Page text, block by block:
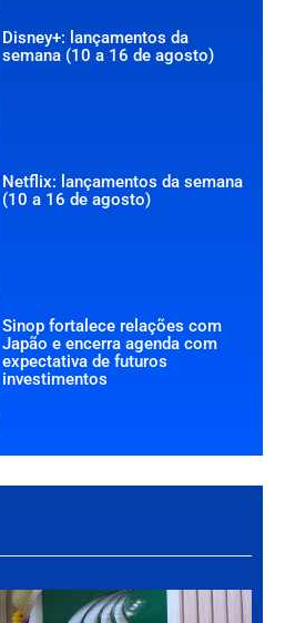
Disney+: lançamentos da
semana (10 a 16 de agosto)
Netflix: lançamentos da semana
(10 a 16 de agosto)
Sinop fortalece relações com
Japão e encerra agenda com
expectativa de futuros
investimentos